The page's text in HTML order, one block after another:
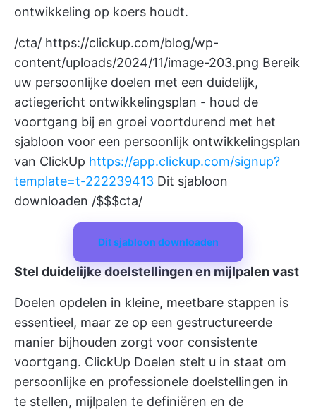
ontwikkeling op koers houdt.
/cta/ https://clickup.com/blog/wp-
content/uploads/2024/11/image-203.png Bereik
uw persoonlijke doelen met een duidelijk,
actiegericht ontwikkelingsplan - houd de
voortgang bij en groei voortdurend met het
sjabloon voor een persoonlijk ontwikkelingsplan
van ClickUp https://app.clickup.com/signup?
template=t-222239413 Dit sjabloon
downloaden /$$$cta/
Dit sjabloon downloaden
Stel duidelijke doelstellingen en mijlpalen vast
Doelen opdelen in kleine, meetbare stappen is
essentieel, maar ze op een gestructureerde
manier bijhouden zorgt voor consistente
voortgang. ClickUp Doelen stelt u in staat om
persoonlijke en professionele doelstellingen in
te stellen, mijlpalen te definiëren en de